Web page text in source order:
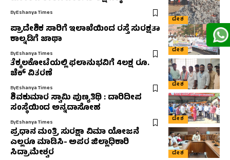
ದೇಶ
ByEshanya Times
ದೇಶ
ಪ್ರಾದೇಶಿಕ ಸಾರಿಗೆ ಇಲಾಖೆಯಿಂದ ರಸ್ತೆ ಸುರಕ್ಷತಾ
ಕಾಲ್ನಡಿಗೆ ಜಾಥಾ
ByEshanya Times
ದೇಶ
ತೆಕ್ಕಲಕೋಟೆಯಲ್ಲಿ ಫಲಾನುಭವಿಗೆ 4ಲಕ್ಷ ರೂ.
ಚೆಕ್ ವಿತರಣೆ
ByEshanya Times
ದೇಶ
ಶಿವಕುಮಾರ ಸ್ವಾಮಿ ಪುಣ್ಯತಿಥಿ : ದಾರಿದೀಪ
ಸಂಸ್ಥೆಯಿಂದ ಅನ್ನದಾಸೋಹ
ByEshanya Times
ದೇಶ
ಪ್ರಧಾನ ಮಂತ್ರಿ ಸುರಕ್ಷಾ ವಿಮಾ ಯೋಜನೆ
ಎಲ್ಲರೂ ಮಾಡಿಸಿ- ಅಪರ ಜಿಲ್ಲಾಧಿಕಾರಿ
ಸಿದ್ರಾಮೇಶ್ವರ